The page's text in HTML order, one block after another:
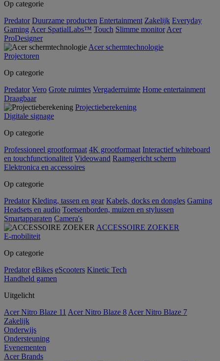
Op categorie
Predator Duurzame producten Entertainment Zakelijk Everyday
Gaming Acer SpatialLabs™ Touch Slimme monitor Acer
ProDesigner
Acer schermtechnologie
Projectoren
Op categorie
Predator Vero Grote ruimtes Vergaderruimte Home entertainment
Draagbaar
Projectieberekening
Digitale signage
Op categorie
Professioneel grootformaat 4K grootformaat Interactief whiteboard
en touchfunctionaliteit Videowand Raamgericht scherm
Elektronica en accessoires
Op categorie
Predator Kleding, tassen en gear Kabels, docks en dongles Gaming
Headsets en audio Toetsenborden, muizen en stylussen
Smartapparaten Camera's
ACCESSOIRE ZOEKER
E-mobiliteit
Op categorie
Predator eBikes eScooters Kinetic Tech
Handheld gamen
Uitgelicht
Acer Nitro Blaze 11 Acer Nitro Blaze 8 Acer Nitro Blaze 7
Zakelijk
Onderwijs
Ondersteuning
Evenementen
Acer Brands